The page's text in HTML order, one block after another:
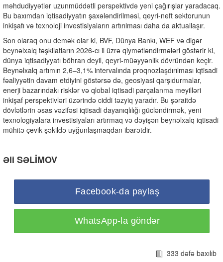
məhdudiyyətlər uzunmüddətli perspektivdə yeni çağırışlar yaradacaq.
Bu baxımdan iqtisadiyyatın şaxələndirilməsi, qeyri-neft sektorunun
inkişafı və texnoloji investisiyaların artırılması daha da aktuallaşır.
Son olaraq onu demək olar ki, BVF, Dünya Bankı, WEF və digər
beynəlxalq təşkilatların 2026-cı il üzrə qiymətləndirmələri göstərir ki,
dünya iqtisadiyyatı böhran deyil, qeyri-müəyyənlik dövründən keçir.
Beynəlxalq artımın 2,6–3,1% intervalında proqnozlaşdırılması iqtisadi
fəaliyyətin davam etdiyini göstərsə də, geosiyasi qarşıdurmalar,
enerji bazarındakı risklər və qlobal iqtisadi parçalanma meyilləri
inkişaf perspektivləri üzərində ciddi təzyiq yaradır. Bu şəraitdə
dövlətlərin əsas vəzifəsi iqtisadi dayanıqlılığı gücləndirmək, yeni
texnologiyalara investisiyaları artırmaq və dəyişən beynəlxalq iqtisadi
mühitə çevik şəkildə uyğunlaşmaqdan ibarətdir.
Əli SƏLİMOV
Facebook-da paylaş
WhatsApp-la göndər
333 dəfə baxılıb